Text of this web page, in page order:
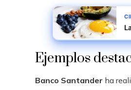
Ejemplos
Banco Santander ha